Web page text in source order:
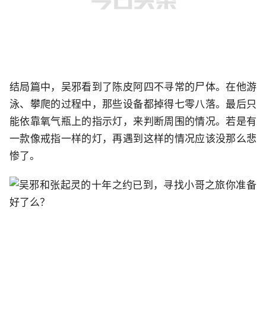
结局篇中，吴邪看到了陈皮阿四不寻常的尸体。在他游
泳、攀爬的过程中，那些设备都掉得七零八落。最后只
能依靠氧气瓶上的指示灯，来判断周围的情况。若是有
一款像戒指一样的灯，再遇到这样的情况应该没那么悲
惨了。